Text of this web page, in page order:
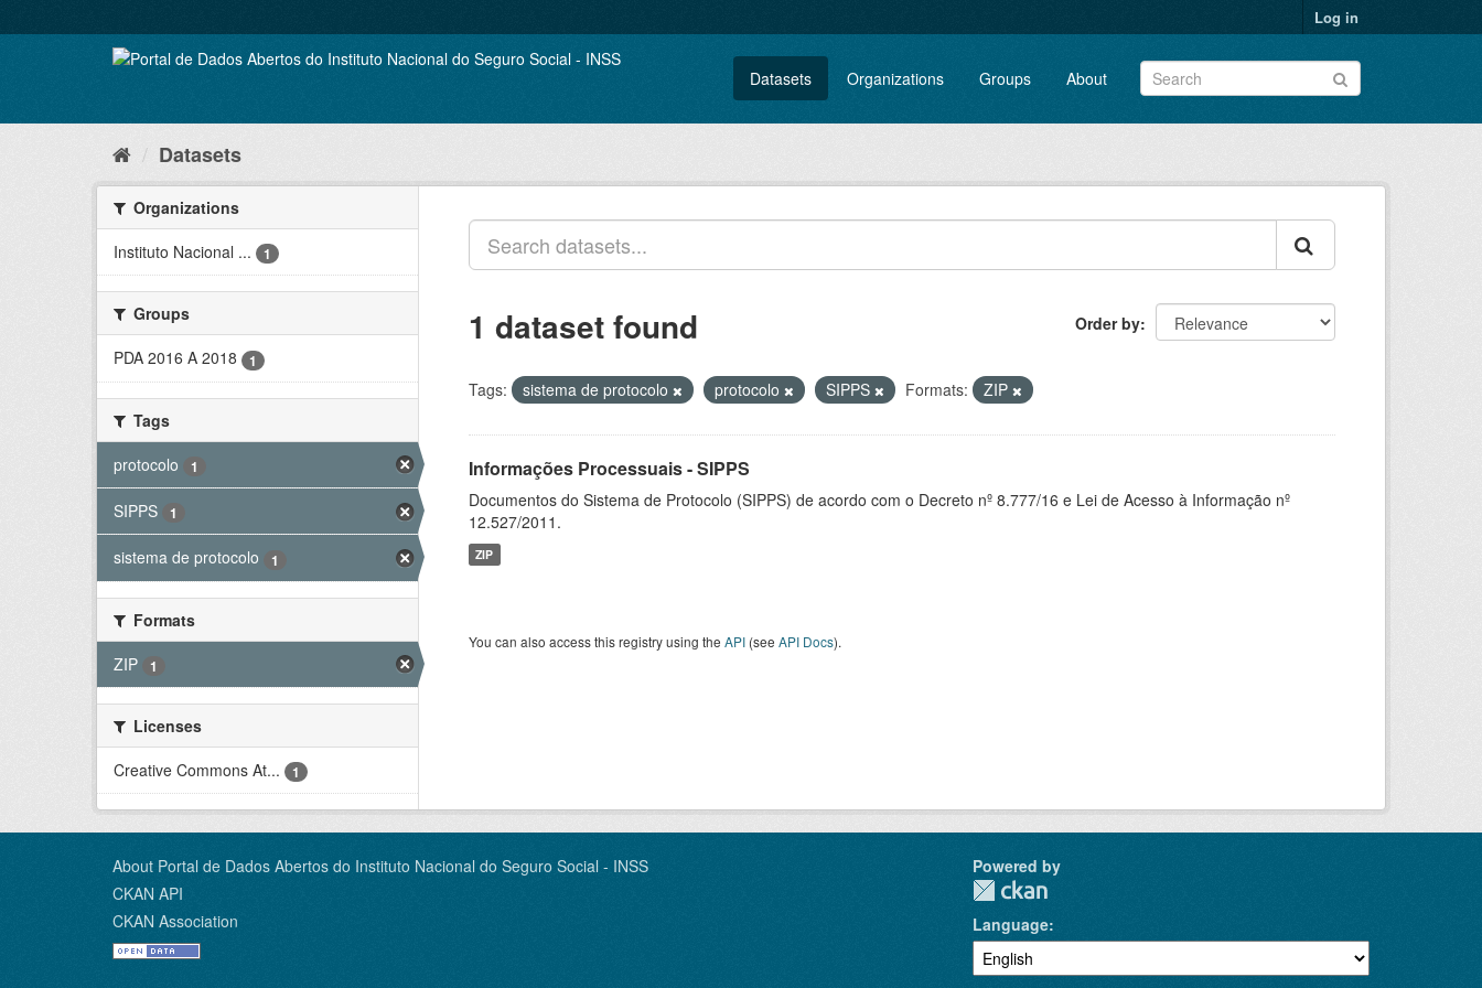
to
Log in
Datasets Organizations Groups About
Datasets
Organizations
Instituto Nacional ...
1
Groups
PDA 2016 A 2018
1
Tags
protocolo
1
SIPPS 1
sistema de protocolo 1
Formats
ZIP
1
Licenses
Creative Commons At...
1
Order by
1 dataset found
Tags: sistema de protocolo protocolo SIPPS Formats: ZIP
Informações Processuais - SIPPS
Documentos do Sistema de Protocolo (SIPPS) de acordo com o Decreto nº 8.777/16 e Lei de Acesso à Informação nº
12.527/2011.
ZIP
You can also access this registry using the API (see API Docs).
About Portal de Dados Abertos do Instituto Nacional do Seguro Social - INSS
CKAN API
CKAN Association
Powered by
Language